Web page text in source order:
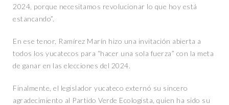
2024, porque necesitamos revolucionar lo que hoy está
estancando”.
En ese tenor, Ramírez Marín hizo una invitación abierta a
todos los yucatecos para “hacer una sola fuerza” con la meta
de ganar en las elecciones del 2024.
Finalmente, el legislador yucateco externó su sincero
agradecimiento al Partido Verde Ecologista, quien ha sido su